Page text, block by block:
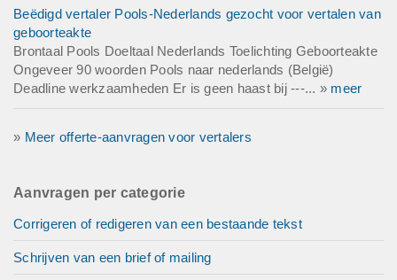
Beëdigd vertaler Pools-Nederlands gezocht voor vertalen van
geboorteakte
Brontaal Pools Doeltaal Nederlands Toelichting Geboorteakte
Ongeveer 90 woorden Pools naar nederlands (België)
Deadline werkzaamheden Er is geen haast bij ---... » meer
» Meer offerte-aanvragen voor vertalers
Aanvragen per categorie
Corrigeren of redigeren van een bestaande tekst
Schrijven van een brief of mailing